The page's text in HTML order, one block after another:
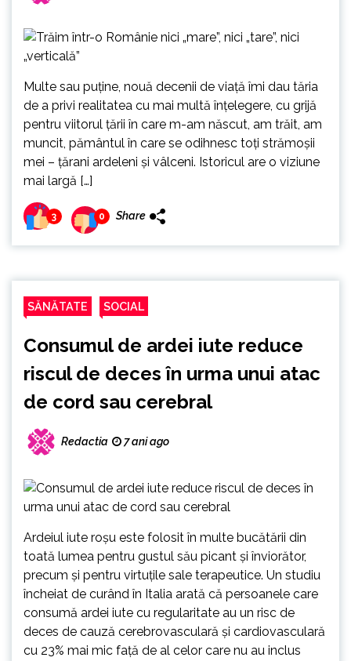
Multe sau puține, nouă decenii de viață îmi dau tăria
de a privi realitatea cu mai multă înțelegere, cu grijă
pentru viitorul țării în care m-am născut, am trăit, am
muncit, pământul în care se odihnesc toți strămoșii
mei – țărani ardeleni și vâlceni. Istoricul are o viziune
mai largă […]
3 0 Share
SĂNĂTATE SOCIAL
Consumul de ardei iute reduce
riscul de deces în urma unui atac
de cord sau cerebral
Redactia 7 ani ago
Ardeiul iute roșu este folosit în multe bucătării din
toată lumea pentru gustul său picant și înviorător,
precum și pentru virtuțile sale terapeutice. Un studiu
încheiat de curând în Italia arată că persoanele care
consumă ardei iute cu regularitate au un risc de
deces de cauză cerebrovasculară și cardiovasculară
cu 23% mai mic față de al celor care nu au inclus